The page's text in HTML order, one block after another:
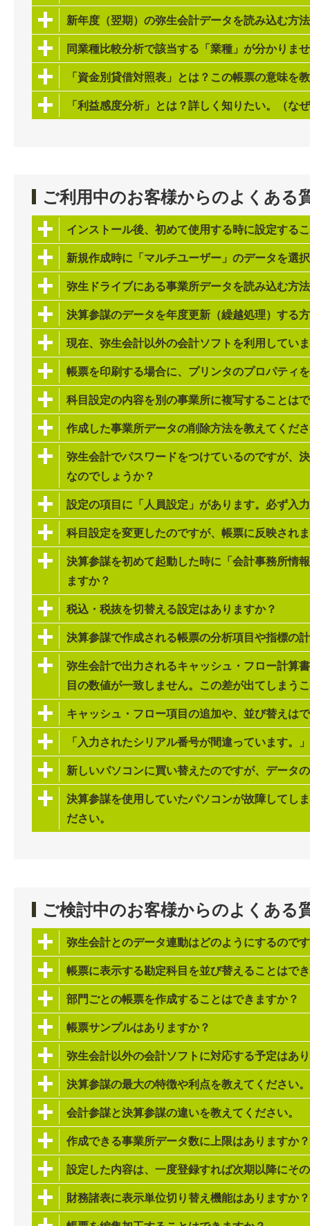
新年度（翌期）の弥生会計データを読み込む方
同業種比較分析で該当する「業種」が分かりま
「資金別貸借対照表」とは？この帳票の意味を
「利益感度分析」とは？詳しく知りたい。（な
ご利用中のお客様からのよくある
インストール後、初めて使用する時に設定する
新規作成時に「マルチユーザー」のデータを選
弥生ドライブにある事業所データを読み込む方
決算参謀のデータを年度更新（繰越処理）する
現在、弥生会計以外の会計ソフトを利用してい
帳票を印刷する場合に、プリンタのプロパティ
科目設定の内容を別の事業所に複写することは
作成した事業所データの削除方法を教えてくだ
弥生会計でパスワードをつけているのですが、
なのでしょうか？
設定の項目に「人員設定」があります。必ず入
科目設定を変更したのですが、帳票に反映され
決算参謀を初めて起動した時に「会計事務所情
ますか？
税込・税抜を切替える設定はありますか？
決算参謀で作成される帳票の分析項目や指標の
弥生会計で出力されるキャッシュ・フロー計算
目の数値が一致しません。この差が出てしまう
キャッシュ・フロー項目の追加や、並び替えは
「入力されたシリアル番号が間違っています。
新しいパソコンに買い替えたのですが、データ
決算参謀を使用していたパソコンが故障してし
ださい。
ご検討中のお客様からのよくある
弥生会計とのデータ連動はどのようにするので
帳票に表示する勘定科目を並び替えることはで
部門ごとの帳票を作成することはできますか？
帳票サンプルはありますか？
弥生会計以外の会計ソフトに対応する予定はあ
決算参謀の最大の特徴や利点を教えてください。
会計参謀と決算参謀の違いを教えてください。
作成できる事業所データ数に上限はありますか？
設定した内容は、一度登録すれば次期以降にそ
財務諸表に表示単位切り替え機能はありますか？